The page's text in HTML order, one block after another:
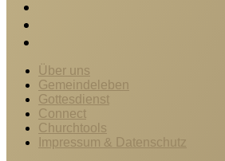
Über uns
Gemeindeleben
Gottesdienst
Connect
Churchtools
Impressum & Datenschutz